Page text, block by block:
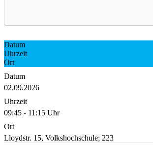
Datum
Uhrzeit
Ort
Datum
02.09.2026
Uhrzeit
09:45 - 11:15 Uhr
Ort
Lloydstr. 15, Volkshochschule; 223